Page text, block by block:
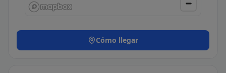
Cómo llegar